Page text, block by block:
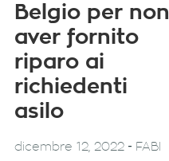
Belgio per non
aver fornito
riparo ai
richiedenti
asilo
dicembre 12, 2022- FABI